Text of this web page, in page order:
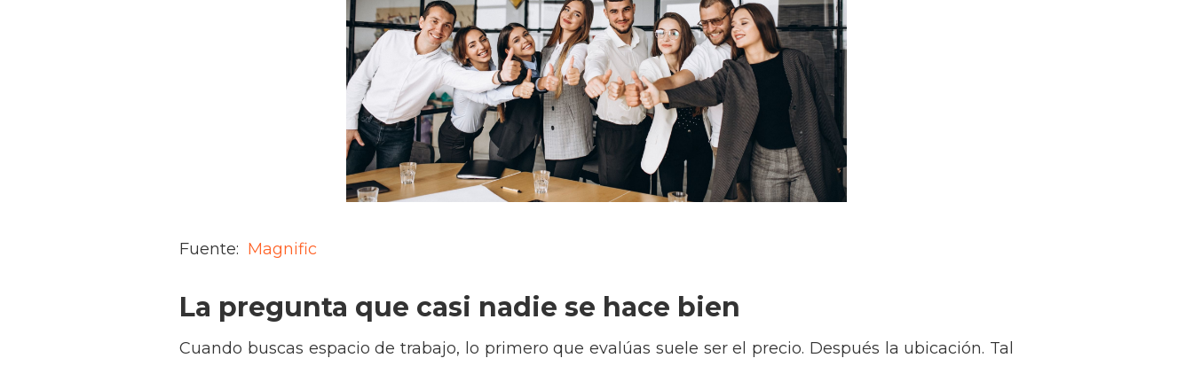
Fuente: Magnific
La pregunta que casi nadie se hace bien
Cuando buscas espacio de trabajo, lo primero que evalúas suele ser el precio. Después la ubicación. Tal